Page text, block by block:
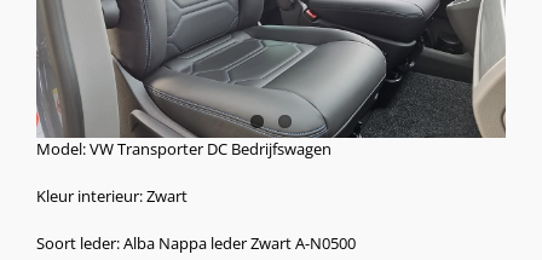
Model: VW Transporter DC Bedrijfswagen
Kleur interieur: Zwart
Soort leder: Alba Nappa leder Zwart A-N0500